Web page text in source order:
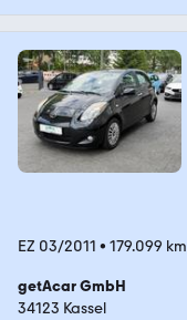
EZ 03/2011 • 179.099 km
getAcar GmbH
34123 Kassel